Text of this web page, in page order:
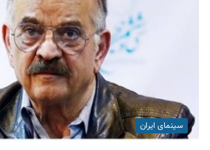
سینمای ایران